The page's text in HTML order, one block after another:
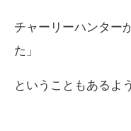
チャーリーハンター
た」
ということもあるよ